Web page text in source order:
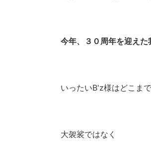
今年、３０周年を迎え
いったいB'z様はどこま
大袈裟ではなく